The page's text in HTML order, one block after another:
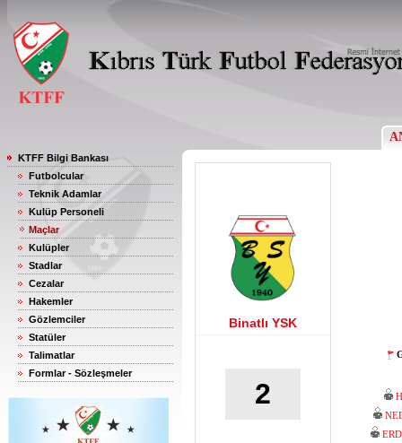
KTFF Bilgi Bankası
Futbolcular
Teknik Adamlar
Kulüp Personeli
Maçlar
Kulüpler
Stadlar
Cezalar
Hakemler
Gözlemciler
Statüler
Talimatlar
Formlar - Sözleşmeler
Binatlı YSK
2